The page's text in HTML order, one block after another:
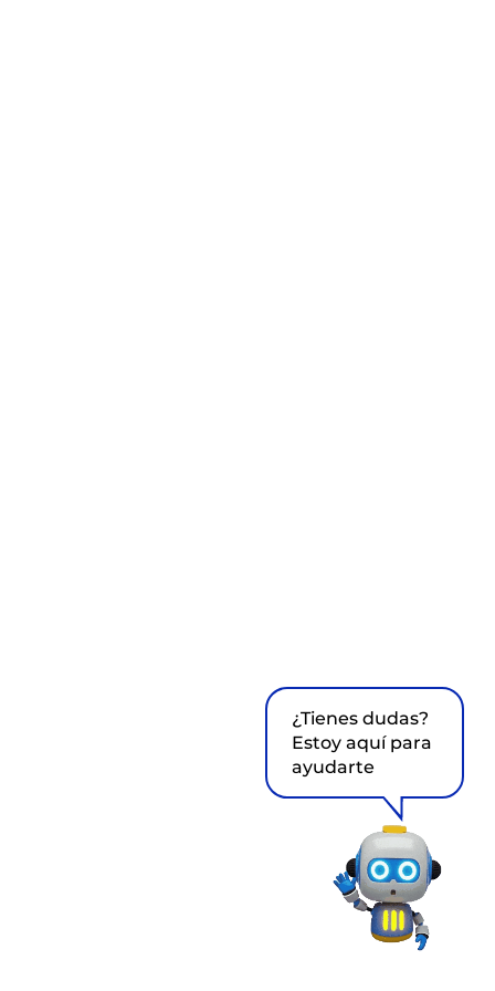
¿Tienes dudas?
Estoy aquí para
ayudarte